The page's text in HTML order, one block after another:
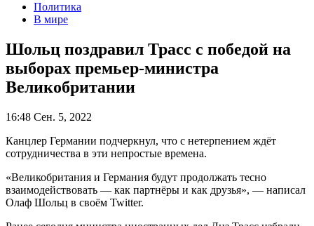
Политика
В мире
Шольц поздравил Трасс с победой на
выборах премьер-министра
Великобритании
16:48 Сен. 5, 2022
Канцлер Германии подчеркнул, что с нетерпением ждёт
сотрудничества в эти непростые времена.
«Великобритания и Германия будут продолжать тесно
взаимодействовать — как партнёры и как друзья», — написал
Олаф Шольц в своём Twitter.